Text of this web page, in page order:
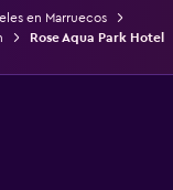
en Marruecos
Rose Aqua Park Hotel